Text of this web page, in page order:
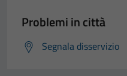
Problemi in città
Segnala disservizio